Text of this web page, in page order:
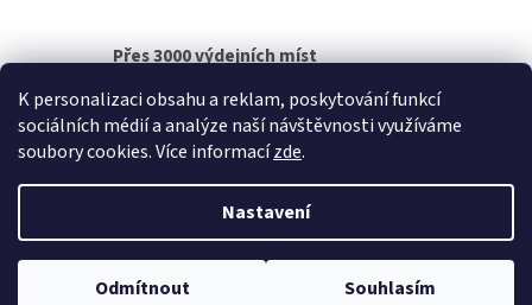
K personalizaci obsahu a reklam, poskytování funkcí
sociálních médií a analýze naší návštěvnosti využíváme
soubory cookies. Více informacízde.
Nastavení
Odmítnout Souhlasím
Přes 3000 výdejních míst
Copyright 2026iDB SMART. Všechna práva vyhrazena.Upravit